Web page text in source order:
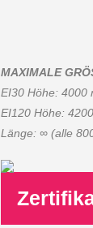
MAXIMALE
EI30 Höhe: 4000
EI120 Höhe:
Länge: ∞ (alle